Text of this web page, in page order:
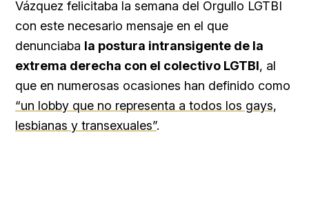
Vázquez felicitaba la semana del Orgullo LGTBI
con este necesario mensaje en el que
denunciaba la postura intransigente de la
extrema derecha con el colectivo LGTBI, al
que en numerosas ocasiones han definido como
“un lobby que no representa a todos los gays,
lesbianas y transexuales”.